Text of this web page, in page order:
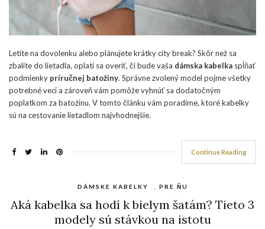
Letíte na dovolenku alebo plánujete krátky city break? Skôr než sa
zbalíte do lietadla, oplatí sa overiť, či bude vaša dámska kabelka spĺňať
podmienky príručnej batožiny. Správne zvolený model pojme všetky
potrebné veci a zároveň vám pomôže vyhnúť sa dodatočným
poplatkom za batožinu. V tomto článku vám poradíme, ktoré kabelky
sú na cestovanie lietadlom najvhodnejšie.
Continue Reading
DÁMSKE KABELKY PRE ŇU
Aká kabelka sa hodí k bielym šatám? Tieto 3
modely sú stávkou na istotu